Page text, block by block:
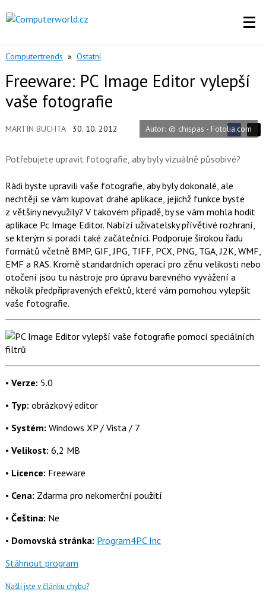
Computertrends » Ostatní
Freeware: PC Image Editor vylepší
vaše fotografie
MARTIN BUCHTA 30. 10. 2012
S
í
l
e
t
S
í
l
e
n
a
F
a
e
b
o
k
u
S
n
s
t
i
X
Autor: © chispas - Fotolia.com
Potřebujete upravit fotografie, aby byly vizuálně působivé?
Rádi byste upravili vaše fotografie, aby byly dokonalé, ale
nechtějí se vám kupovat drahé aplikace, jejichž funkce byste
z většiny nevyužily? V takovém případě, by se vám mohla hodit
aplikace Pc Image Editor. Nabízí uživatelsky přívětivé rozhraní,
se kterým si poradí také začátečníci. Podporuje širokou řadu
formátů včetně BMP, GIF, JPG, TIFF, PCX, PNG, TGA, J2K, WMF,
EMF a RAS. Kromě standardních operací pro zěnu velikosti nebo
otočení jsou tu nástroje pro úpravu barevného vyvážení a
několik předpřipravených efektů, které vám pomohou vylepšit
vaše fotografie.
• Verze: 5.0
• Typ: obrázkový editor
• Systém: Windows XP / Vista / 7
• Velikost: 6,2 MB
• Licence: Freeware
• Cena: Zdarma pro nekomerční použití
• Čeština: Ne
• Domovská stránka: Program4PC Inc
Stáhnout program
Našli jste v článku chybu?